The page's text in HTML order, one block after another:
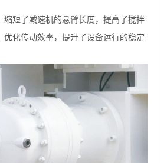
缩短了减速机的悬臂长度，提高了搅拌
优化传动效率，提升了设备运行的稳定